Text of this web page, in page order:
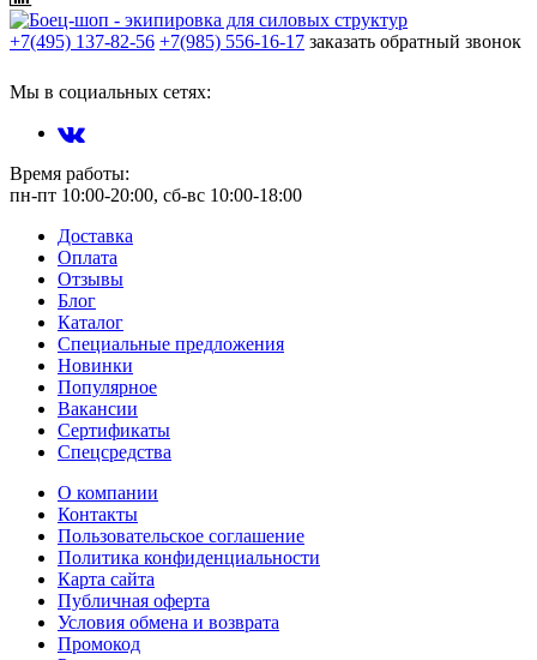
+7(495) 137-82-56 +7(985) 556-16-17 заказать обратный звонок
Мы в социальных сетях:
Время работы:
пн-пт 10:00-20:00, сб-вс 10:00-18:00
Доставка
Оплата
Отзывы
Блог
Каталог
Специальные предложения
Новинки
Популярное
Вакансии
Сертификаты
Спецсредства
О компании
Контакты
Пользовательское соглашение
Политика конфиденциальности
Карта сайта
Публичная оферта
Условия обмена и возврата
Промокод